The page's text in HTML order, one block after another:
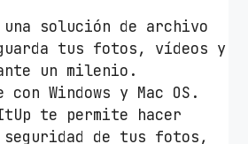
una solución de archivo
tus fotos, vídeos y
un milenio.
con Windows y Mac OS.
te permite hacer
seguridad de tus fotos,